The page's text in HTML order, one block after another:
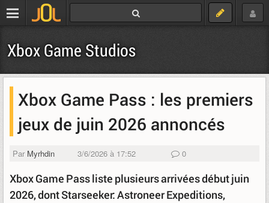
Xbox Game Studios
Xbox Game Pass : les premiers
jeux de juin 2026 annoncés
Par Myrhdin 3/6/2026 à 17:52 0
Xbox Game Pass liste plusieurs arrivées début juin
2026, dont Starseeker: Astroneer Expeditions,